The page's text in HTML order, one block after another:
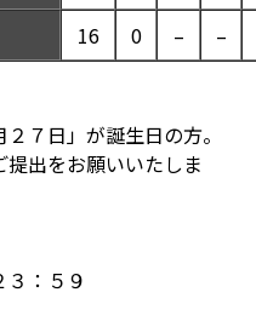
16 0 –
–
７日」が誕生日の方。
出をお願いいたしま
３：５９